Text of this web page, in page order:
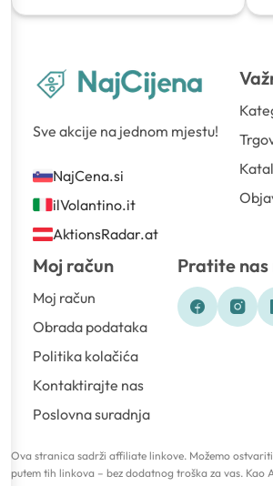
Sve akcije na jednom mjestu!
NajCena.si
ilVolantino.it
AktionsRadar.at
Moj račun
Moj račun
Obrada podataka
Politika kolačića
Kontaktirajte nas
Poslovna suradnja
Pratite nas
Ova stranica sadrži affiliate linkove. Možemo
putem tih linkova – bez dodatnog troška za vas. Kao